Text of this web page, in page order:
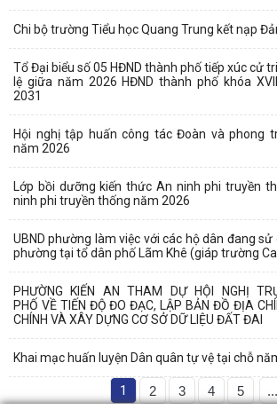
Chi bộ trường Tiểu học Quang Trung kết nạp
Tổ Đại biểu số 05 HĐND thành phố tiếp xúc cử
lệ giữa năm 2026 HĐND thành phố khóa
2031
Hội nghị tập huấn công tác Đoàn và phong
năm 2026
Lớp bồi dưỡng kiến thức An ninh phi truyền
ninh phi truyền thống năm 2026
UBND phường làm việc với các hộ dân đang sử
phường tại tổ dân phố Lãm Khê (giáp trường
PHƯỜNG KIẾN AN THAM DỰ HỘI NGHỊ
PHỐ VỀ TIẾN ĐỘ ĐO ĐẠC, LẬP BẢN ĐỒ ĐỊA
CHÍNH VÀ XÂY DỰNG CƠ SỞ DỮ LIỆU ĐẤT ĐAI
Khai mạc huấn luyện Dân quân tự vệ tại chỗ
1 2 3 4 5 ...